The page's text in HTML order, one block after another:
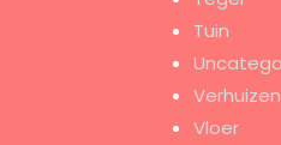
Tuin
Verhuizen
Vloer